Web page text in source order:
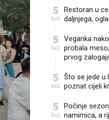
5
kol
Restoran u
daljnjega,
5
kol
Veganka
probala
prvog
5
kol
Što se jede u
poznat cijeli
5
kol
Počinje
namirnica, a